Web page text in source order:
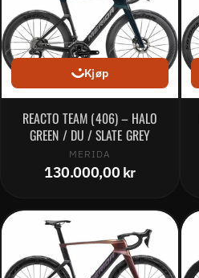
Kjøp
REACTO TEAM (406) – HALO
GREEN / DU / SLATE GREY
MERIDA
130.000,00 kr